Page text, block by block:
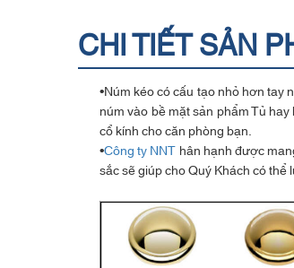
CHI TIẾT SẢN
•Núm kéo có cấu tạo nhỏ hơn tay
núm vào bề mặt sản phẩm Tủ
cổ kính cho căn phòng bạn.
•Công ty NNThân hạnh được
sắc sẽ giúp cho Quý Khách có